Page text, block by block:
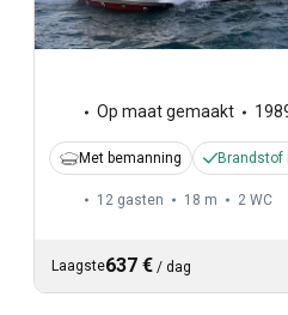
Op maat gemaakt
Met bemanning Brandstof
12 gasten 18 m 2 WC
Laagste637 € / dag